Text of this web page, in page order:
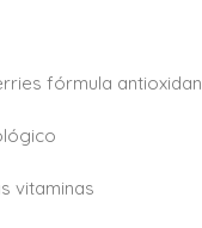
fórmula
vitaminas